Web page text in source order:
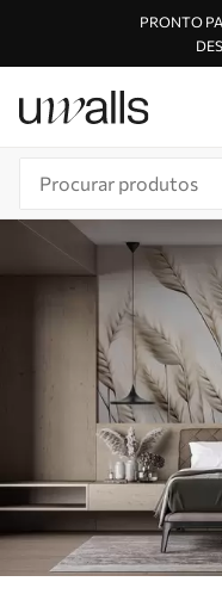
PRONTO